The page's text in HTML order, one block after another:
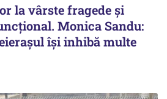
la vârste fragede și
Monica Sandu:
își inhibă multe